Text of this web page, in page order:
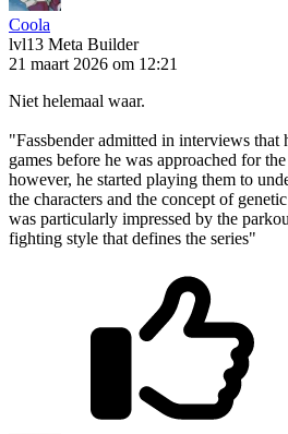
Coola
lvl13 Meta Builder
21 maart 2026 om 12:21
Niet helemaal waar.
"Fassbender admitted in interviews that
games before he was approached for
however, he started playing them to
the characters and the concept of
was particularly impressed by the
fighting style that defines the series"